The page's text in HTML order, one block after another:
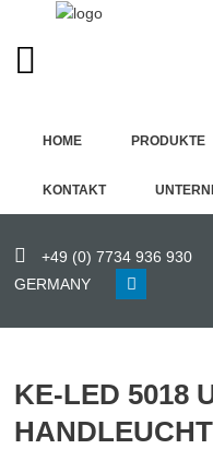
Home
Produkte
Shop
Unternehmen
Aktuelles
HOME PRODUKTE
KONTAKT
+49 (0) 7734 936 930
GERMANY
KE-LED 5018